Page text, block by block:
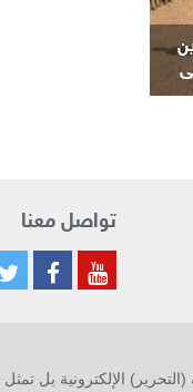
تواصل معنا
الإلكترونية بل تمثل